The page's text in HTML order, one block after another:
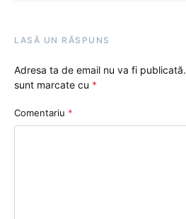
LASĂ UN RĂSPUNS
Adresa ta de email nu va fi publicată.
sunt marcate cu *
Comentariu *